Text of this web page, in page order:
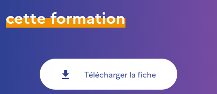
cette formation
Télécharger la fiche